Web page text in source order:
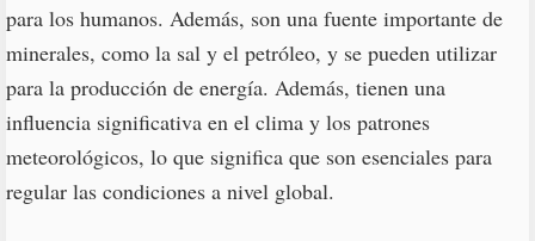
para los humanos. Además, son una fuente importante de
minerales, como la sal y el petróleo, y se pueden utilizar
para la producción de energía. Además, tienen una
influencia significativa en el clima y los patrones
meteorológicos, lo que significa que son esenciales para
regular las condiciones a nivel global.